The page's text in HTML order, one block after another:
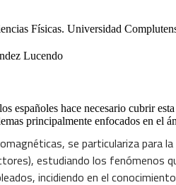
Físicas. Universidad
Lucendo
españoles hace necesario cubrir
principalmente enfocados en el
se particulariza para
estudiando los fenómenos
incidiendo en el